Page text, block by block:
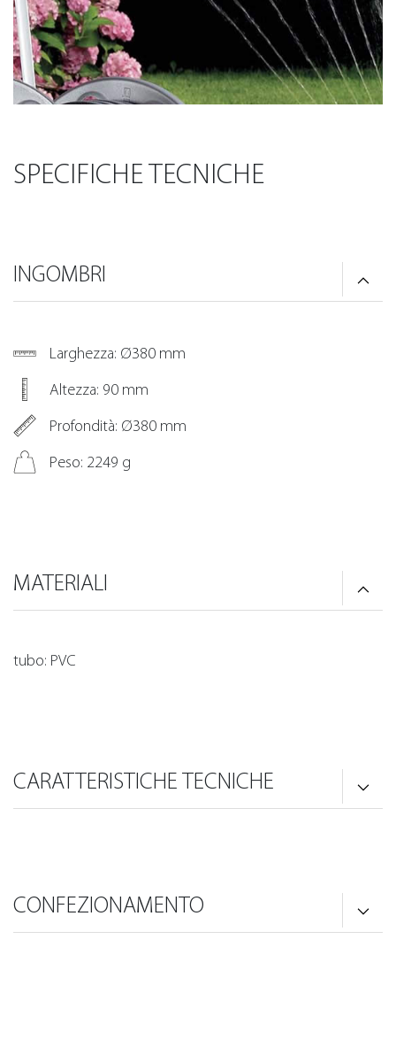
SPECIFICHE TECNICHE
INGOMBRI
Larghezza: Ø380 mm
Altezza: 90 mm
Profondità: Ø380 mm
Peso: 2249 g
MATERIALI
tubo: PVC
CARATTERISTICHE TECNICHE
CONFEZIONAMENTO